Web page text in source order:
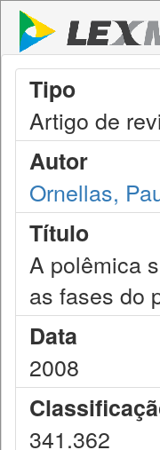
Tipo
Artigo de
Autor
Ornellas,
Título
A polêmica
as fases do
Data
2008
341.362